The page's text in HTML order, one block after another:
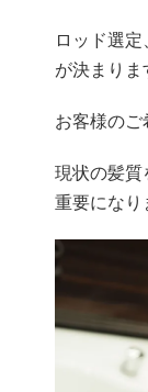
ロッド選
が決まりま
お客様のご
現状の髪質
重要になり